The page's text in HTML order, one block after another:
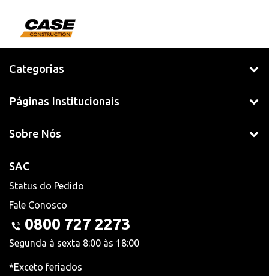
Categorias
Páginas Institucionais
Sobre Nós
SAC
Status do Pedido
Fale Conosco
0800 727 2273
Segunda à sexta 8:00 às 18:00
*Exceto feriados